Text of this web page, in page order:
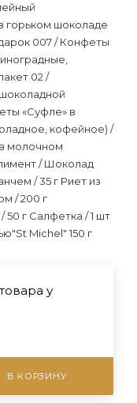
горьком шоколаде
007 / Конфеты
02 /
«Суфле» в
кофейное) /
молочном
/ Шоколад
/ 35 г Риет из
/ 200 г
г Салфетка / 1 шт
Michel" 150 г
у
В КОРЗИНУ